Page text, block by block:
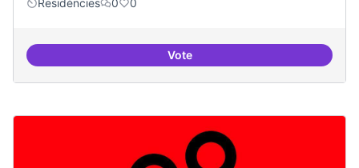
Residències 0 0
VoteResidències i governança